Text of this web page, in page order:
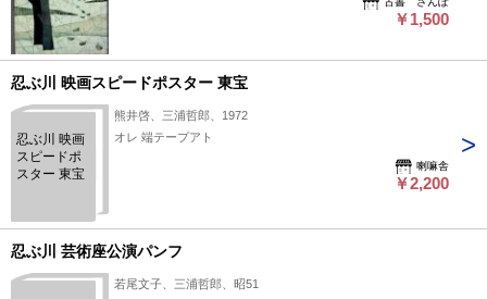
￥1,500
忍ぶ川 映画スピードポスター 東宝
忍ぶ川 映画
スピードポ
スター 東宝
熊井啓、三浦哲郎、1972
オレ 端テープアト
喇嘛舎
￥2,200
忍ぶ川 芸術座公演パンフ
若尾文子、三浦哲郎、昭51